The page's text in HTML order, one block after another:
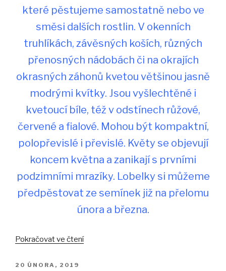
které pěstujeme samostatně nebo ve
směsi dalších rostlin. V okenních
truhlíkách, závěsných koších, různých
přenosných nádobách či na okrajích
okrasných záhonů kvetou většinou jasně
modrými kvítky. Jsou vyšlechtěné i
kvetoucí bíle, též v odstínech růžové,
červené a fialové. Mohou být kompaktní,
polopřevislé i převislé. Květy se objevují
koncem května a zanikají s prvními
podzimními mrazíky. Lobelky si můžeme
předpěstovat ze semínek již na přelomu
února a března.
Pokračovat ve čtení„Lobelka
PUBLIKOVÁNO
20 ÚNORA, 2019